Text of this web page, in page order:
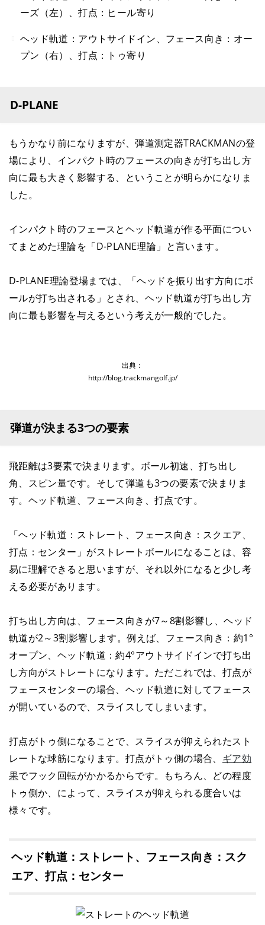
ーズ（左）、打点：ヒール寄り
ヘッド軌道：アウトサイドイン、フェース向き：オー
プン（右）、打点：トゥ寄り
D-PLANE
もうかなり前になりますが、弾道測定器TRACKMANの登
場により、インパクト時のフェースの向きが打ち出し方
向に最も大きく影響する、ということが明らかになりま
した。
インパクト時のフェースとヘッド軌道が作る平面につい
てまとめた理論を「D-PLANE理論」と言います。
D-PLANE理論登場までは、「ヘッドを振り出す方向にボ
ールが打ち出される」とされ、ヘッド軌道が打ち出し方
向に最も影響を与えるという考えが一般的でした。
出典：
http://blog.trackmangolf.jp/
弾道が決まる3つの要素
飛距離は3要素で決まります。ボール初速、打ち出し
角、スピン量です。そして弾道も3つの要素で決まりま
す。ヘッド軌道、フェース向き、打点です。
「ヘッド軌道：ストレート、フェース向き：スクエア、
打点：センター」がストレートボールになることは、容
易に理解できると思いますが、それ以外になると少し考
える必要があります。
打ち出し方向は、フェース向きが7～8割影響し、ヘッド
軌道が2～3割影響します。例えば、フェース向き：約1°
オープン、ヘッド軌道：約4°アウトサイドインで打ち出
し方向がストレートになります。ただこれでは、打点が
フェースセンターの場合、ヘッド軌道に対してフェース
が開いているので、スライスしてしまいます。
打点がトゥ側になることで、スライスが抑えられたスト
レートな球筋になります。打点がトゥ側の場合、 ギア効
果でフック回転がかかるからです。もちろん、どの程度
トゥ側か、によって、スライスが抑えられる度合いは
様々です。
ヘッド軌道：ストレート、フェース向き：スク
エア、打点：センター